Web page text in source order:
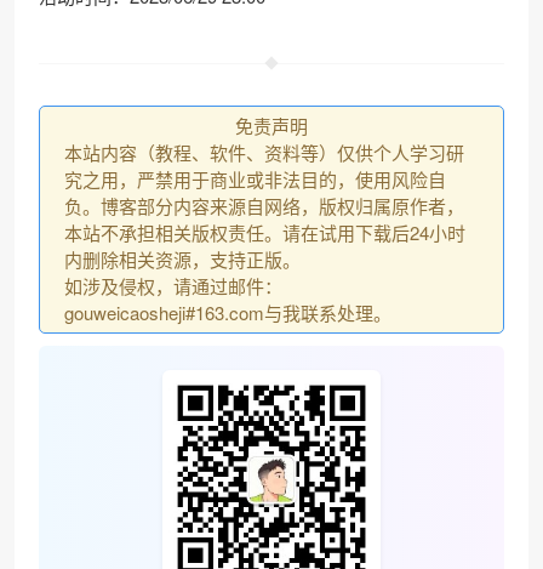
免责声明
本站内容（教程、软件、资料等）仅供个人学习研
究之用，严禁用于商业或非法目的，使用风险自
负。博客部分内容来源自网络，版权归属原作者，
本站不承担相关版权责任。请在试用下载后24小时
内删除相关资源，支持正版。
如涉及侵权，请通过邮件：
gouweicaosheji#163.com与我联系处理。